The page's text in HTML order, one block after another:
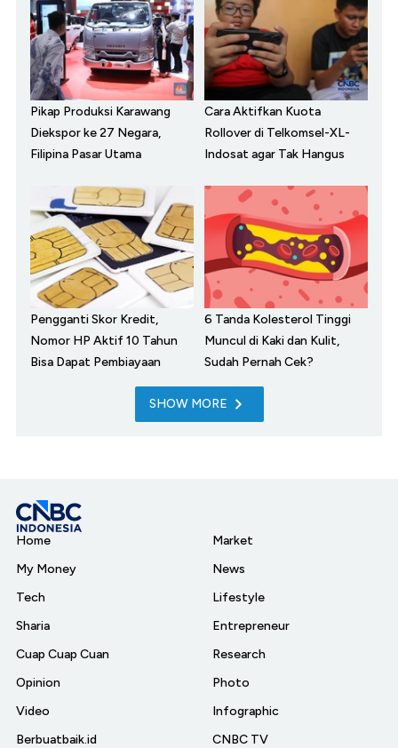
Pikap Produksi Karawang
Diekspor ke 27 Negara,
Filipina Pasar Utama
Cara Aktifkan Kuota
Rollover di Telkomsel-XL-
Indosat agar Tak Hangus
Pengganti Skor Kredit,
Nomor HP Aktif 10 Tahun
Bisa Dapat Pembiayaan
6 Tanda Kolesterol Tinggi
Muncul di Kaki dan Kulit,
Sudah Pernah Cek?
SHOW MORE
Home
My Money
Tech
Sharia
Cuap Cuap Cuan
Opinion
Video
Berbuatbaik.id
Market
News
Lifestyle
Entrepreneur
Research
Photo
Infographic
CNBC TV